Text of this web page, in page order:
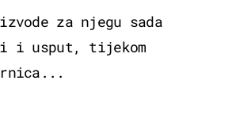
za njegu sada
i usput, tijekom